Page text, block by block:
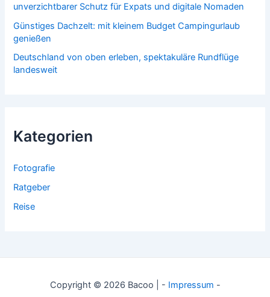
unverzichtbarer Schutz für Expats und digitale Nomaden
Günstiges Dachzelt: mit kleinem Budget Campingurlaub
genießen
Deutschland von oben erleben, spektakuläre Rundflüge
landesweit
Kategorien
Fotografie
Ratgeber
Reise
Copyright © 2026 Bacoo | - Impressum -